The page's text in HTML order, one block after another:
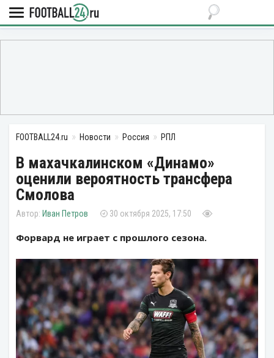
FOOTBALL24.ru Новости Россия РПЛ
В махачкалинском «Динамо»
оценили вероятность трансфера
Смолова
Иван Петров 30 октября 2025, 17:50
Форвард не играет с прошлого сезона.